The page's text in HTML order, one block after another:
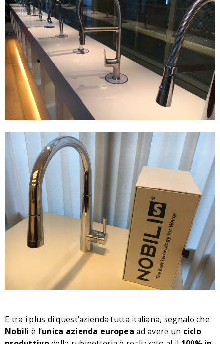
E tra i plus di quest’azienda tutta italiana, segnalo che
Nobili è l’unica azienda europeaad avere un ciclo